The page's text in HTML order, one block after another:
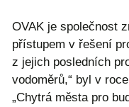
OVAK je společnost
přístupem v řešení
z jejich posledních
vodoměrů,“ byl v
„Chytrá města pro